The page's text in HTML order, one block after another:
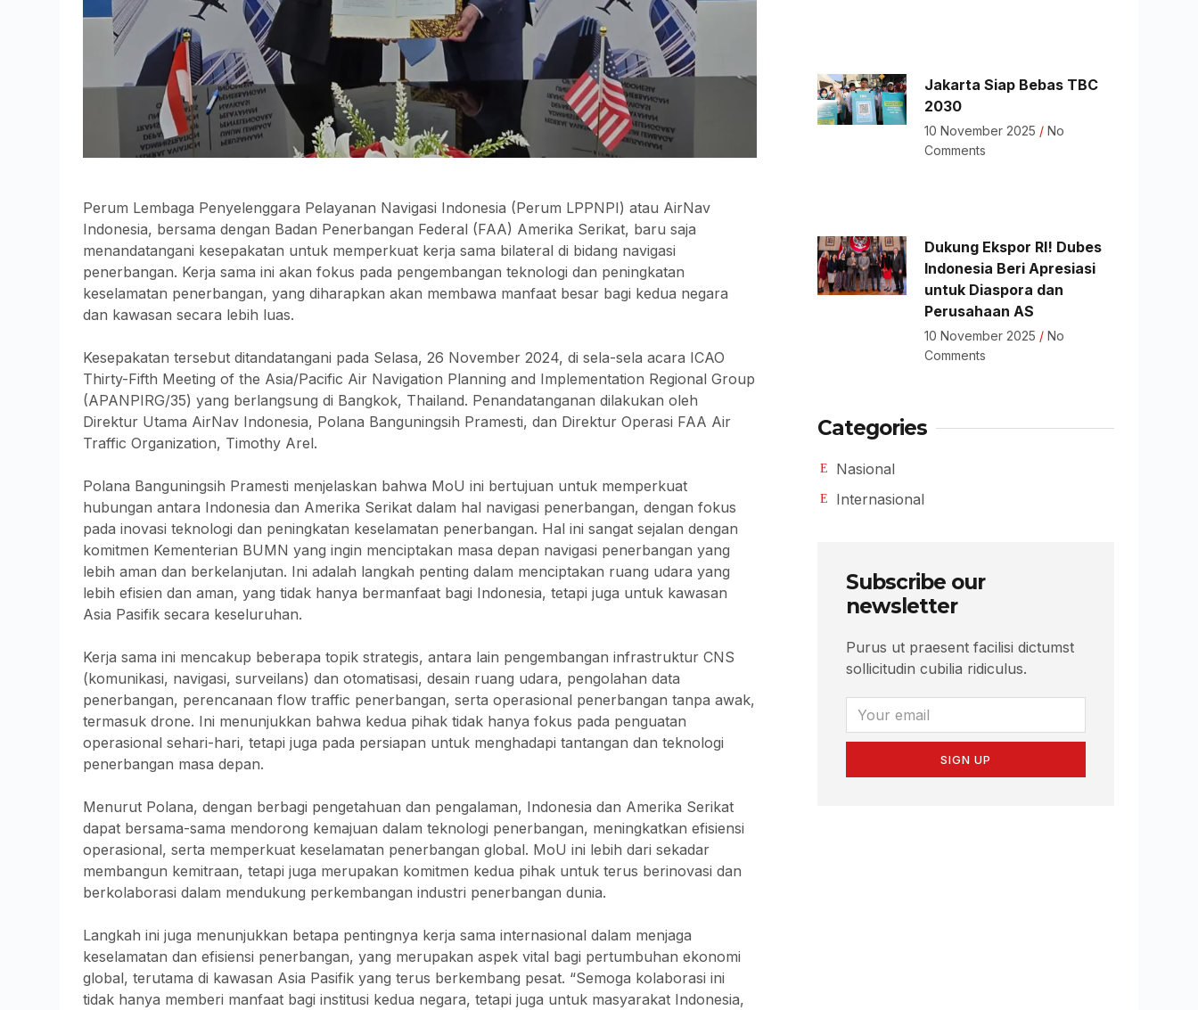
Perum Lembaga Penyelenggara Pelayanan Navigasi Indonesia (Perum LPPNPI) atau AirNav
Indonesia, bersama dengan Badan Penerbangan Federal (FAA) Amerika Serikat, baru saja
menandatangani kesepakatan untuk memperkuat kerja sama bilateral di bidang navigasi
penerbangan. Kerja sama ini akan fokus pada pengembangan teknologi dan peningkatan
keselamatan penerbangan, yang diharapkan akan membawa manfaat besar bagi kedua negara
dan kawasan secara lebih luas.
Kesepakatan tersebut ditandatangani pada Selasa, 26 November 2024, di sela-sela acara ICAO
Thirty-Fifth Meeting of the Asia/Pacific Air Navigation Planning and Implementation Regional Group
(APANPIRG/35) yang berlangsung di Bangkok, Thailand. Penandatanganan dilakukan oleh
Direktur Utama AirNav Indonesia, Polana Banguningsih Pramesti, dan Direktur Operasi FAA Air
Traffic Organization, Timothy Arel.
Polana Banguningsih Pramesti menjelaskan bahwa MoU ini bertujuan untuk memperkuat
hubungan antara Indonesia dan Amerika Serikat dalam hal navigasi penerbangan, dengan fokus
pada inovasi teknologi dan peningkatan keselamatan penerbangan. Hal ini sangat sejalan dengan
komitmen Kementerian BUMN yang ingin menciptakan masa depan navigasi penerbangan yang
lebih aman dan berkelanjutan. Ini adalah langkah penting dalam menciptakan ruang udara yang
lebih efisien dan aman, yang tidak hanya bermanfaat bagi Indonesia, tetapi juga untuk kawasan
Asia Pasifik secara keseluruhan.
Kerja sama ini mencakup beberapa topik strategis, antara lain pengembangan infrastruktur CNS
(komunikasi, navigasi, surveilans) dan otomatisasi, desain ruang udara, pengolahan data
penerbangan, perencanaan flow traffic penerbangan, serta operasional penerbangan tanpa awak,
termasuk drone. Ini menunjukkan bahwa kedua pihak tidak hanya fokus pada penguatan
operasional sehari-hari, tetapi juga pada persiapan untuk menghadapi tantangan dan teknologi
penerbangan masa depan.
Menurut Polana, dengan berbagi pengetahuan dan pengalaman, Indonesia dan Amerika Serikat
dapat bersama-sama mendorong kemajuan dalam teknologi penerbangan, meningkatkan efisiensi
operasional, serta memperkuat keselamatan penerbangan global. MoU ini lebih dari sekadar
membangun kemitraan, tetapi juga merupakan komitmen kedua pihak untuk terus berinovasi dan
berkolaborasi dalam mendukung perkembangan industri penerbangan dunia.
Langkah ini juga menunjukkan betapa pentingnya kerja sama internasional dalam menjaga
keselamatan dan efisiensi penerbangan, yang merupakan aspek vital bagi pertumbuhan ekonomi
global, terutama di kawasan Asia Pasifik yang terus berkembang pesat. “Semoga kolaborasi ini
tidak hanya memberi manfaat bagi institusi kedua negara, tetapi juga untuk masyarakat Indonesia,
Jakarta Siap Bebas TBC
2030
10 November 2025
No
Comments
Dukung Ekspor RI! Dubes
Indonesia Beri Apresiasi
untuk Diaspora dan
Perusahaan AS
10 November 2025
No
Comments
Categories
Nasional
Internasional
Subscribe our
newsletter
Purus ut praesent facilisi dictumst
sollicitudin cubilia ridiculus.
SIGN UP